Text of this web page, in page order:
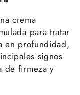
crema
para tratar
en profundidad,
signos
de firmeza y